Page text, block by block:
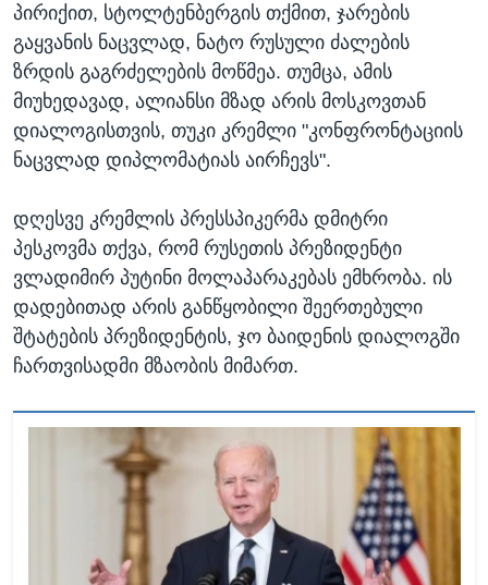
პირიქით, სტოლტენბერგის თქმით, ჯარების
გაყვანის ნაცვლად, ნატო რუსული ძალების
ზრდის გაგრძელების მოწმეა. თუმცა, ამის
მიუხედავად, ალიანსი მზად არის მოსკოვთან
დიალოგისთვის, თუკი კრემლი "კონფრონტაციის
ნაცვლად დიპლომატიას აირჩევს".
დღესვე კრემლის პრესსპიკერმა დმიტრი
პესკოვმა თქვა, რომ რუსეთის პრეზიდენტი
ვლადიმირ პუტინი მოლაპარაკებას ემხრობა. ის
დადებითად არის განწყობილი შეერთებული
შტატების პრეზიდენტის, ჯო ბაიდენის დიალოგში
ჩართვისადმი მზაობის მიმართ.